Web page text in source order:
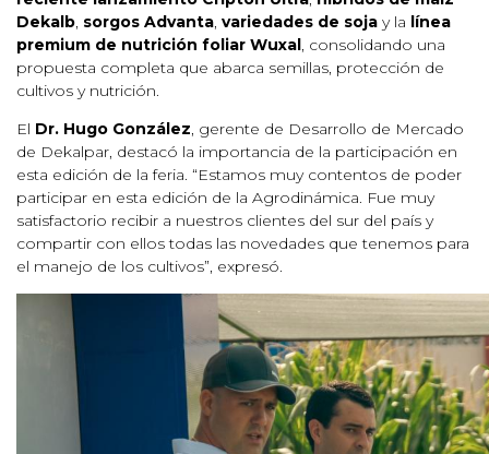
Dekalb, sorgos Advanta, variedades de soja y la línea
premium de nutrición foliar Wuxal, consolidando una
propuesta completa que abarca semillas, protección de
cultivos y nutrición.
El Dr. Hugo González, gerente de Desarrollo de Mercado
de Dekalpar, destacó la importancia de la participación en
esta edición de la feria. “Estamos muy contentos de poder
participar en esta edición de la Agrodinámica. Fue muy
satisfactorio recibir a nuestros clientes del sur del país y
compartir con ellos todas las novedades que tenemos para
el manejo de los cultivos”, expresó.